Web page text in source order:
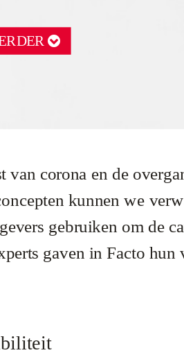

van corona en de
kunnen we
gebruiken om de
gaven in Facto